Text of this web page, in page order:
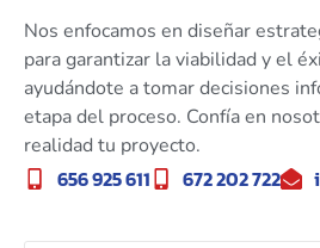
Nos enfocamos en diseñar
para garantizar la viabilidad y el
ayudándote a tomar decisiones
etapa del proceso. Confía en
realidad tu proyecto.
656 925 611 672 202 722